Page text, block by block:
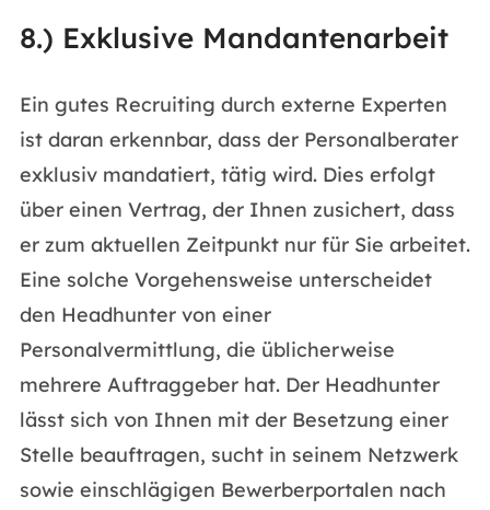
8.) Exklusive Mandantenarbeit
Ein gutes Recruiting durch externe Experten
ist daran erkennbar, dass der Personalberater
exklusiv mandatiert, tätig wird. Dies erfolgt
über einen Vertrag, der Ihnen zusichert, dass
er zum aktuellen Zeitpunkt nur für Sie arbeitet.
Eine solche Vorgehensweise unterscheidet
den Headhunter von einer
Personalvermittlung, die üblicherweise
mehrere Auftraggeber hat. Der Headhunter
lässt sich von Ihnen mit der Besetzung einer
Stelle beauftragen, sucht in seinem Netzwerk
sowie einschlägigen Bewerberportalen nach